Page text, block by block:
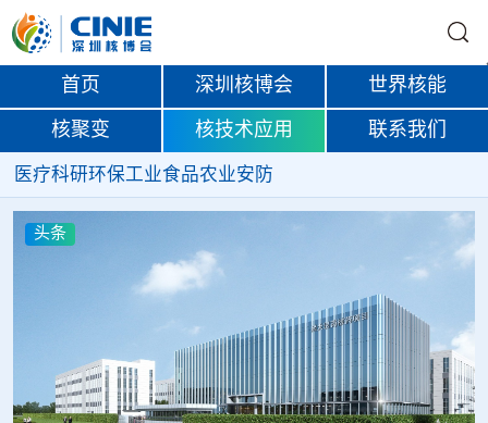
首页 深圳核博会 世界核能
核聚变 核技术应用 联系我们
医疗科研环保工业食品农业安防
头条